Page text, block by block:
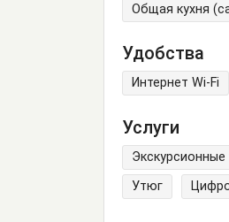
Общая кухня
Удобства
Интернет Wi-Fi
Услуги
Экскурсионные
Утюг